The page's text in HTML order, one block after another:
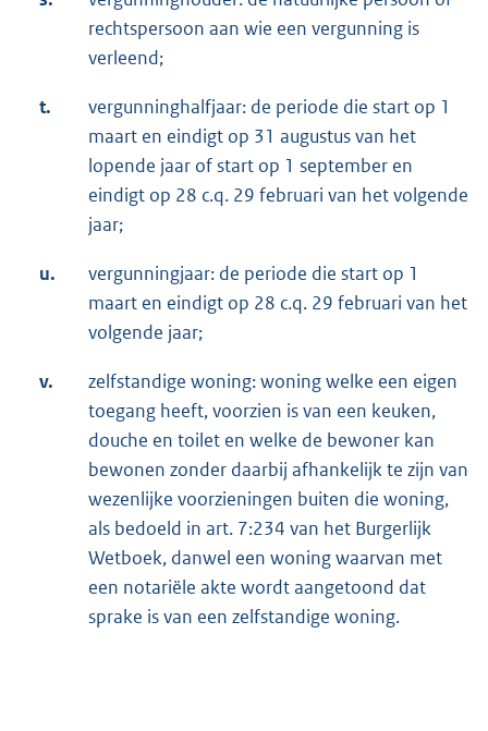
rechtspersoon aan wie een vergunning is
verleend;
t.
vergunninghalfjaar: de periode die start op 1
maart en eindigt op 31 augustus van het
lopende jaar of start op 1 september en
eindigt op 28 c.q. 29 februari van het volgende
jaar;
u.
vergunningjaar: de periode die start op 1
maart en eindigt op 28 c.q. 29 februari van het
volgende jaar;
v.
zelfstandige woning: woning welke een eigen
toegang heeft, voorzien is van een keuken,
douche en toilet en welke de bewoner kan
bewonen zonder daarbij afhankelijk te zijn van
wezenlijke voorzieningen buiten die woning,
als bedoeld in art. 7:234 van het Burgerlijk
Wetboek, danwel een woning waarvan met
een notariële akte wordt aangetoond dat
sprake is van een zelfstandige woning.